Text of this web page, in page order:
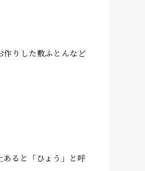
りした敷ふとんなど
ると「ひょう」と呼